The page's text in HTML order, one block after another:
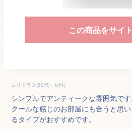
この商品をサイ
コリドラス(60代・女性)
シンプルでアンティークな雰囲気で
クールな感じのお部屋にも合うと思
るタイプがおすすめです。